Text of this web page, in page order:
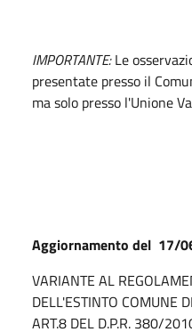
IMPORTANTE:Le
presentate presso il
ma solo presso l'Unione
Aggiornamento del 17/
VARIANTE AL
DELL'ESTINTO COMUNE
ART.8 DEL D.P.R. 380/